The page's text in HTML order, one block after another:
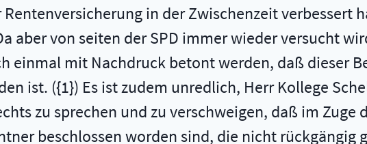
in der Zwischenzeit verbessert
aber von seiten der SPD immer wieder versucht
einmal mit Nachdruck betont werden, daß dieser
ist. ({1}) Es ist zudem unredlich, Herr Kollege
zu sprechen und zu verschweigen, daß im Zuge
beschlossen worden sind, die nicht rückgängig